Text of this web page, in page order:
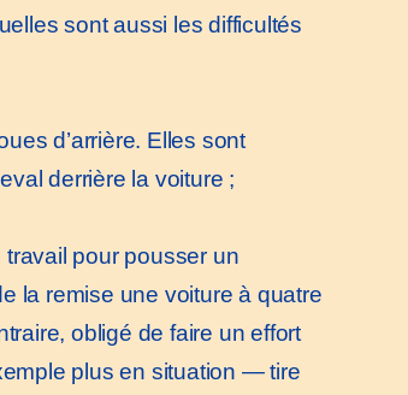
sont aussi les difficultés
d’arrière. Elles sont
derrière la voiture ;
pour pousser un
la remise une voiture à quatre
obligé de faire un effort
plus en situation — tire